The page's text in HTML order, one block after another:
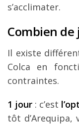
s’acclimater.
Combien de
Il existe
Colca en
contraintes.
1 jour : c’est
tôt d’Arequipa,